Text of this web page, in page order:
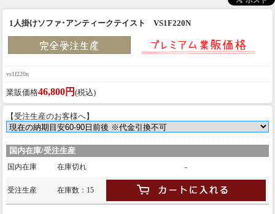
1人掛けソファ･アンティークテイスト VS1F220N
vs1f220n
業販価格46,800円 (税込)
【受注生産のお客様へ】
国内在庫/受注生産
国内在庫 在庫切れ -
受注生産 在庫数：15